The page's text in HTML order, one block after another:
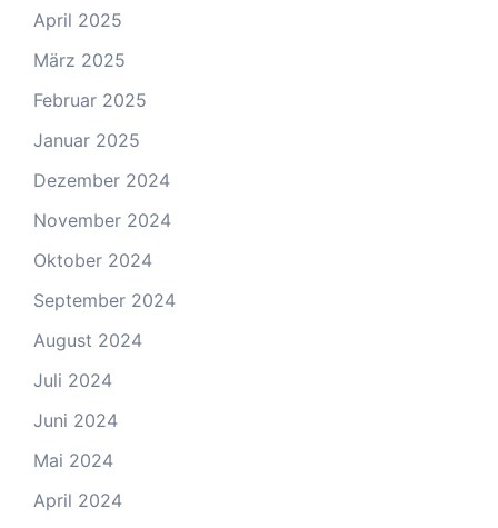
April 2025
März 2025
Februar 2025
Januar 2025
Dezember 2024
November 2024
Oktober 2024
September 2024
August 2024
Juli 2024
Juni 2024
Mai 2024
April 2024